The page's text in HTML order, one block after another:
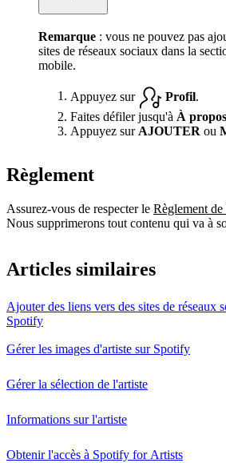
Remarque : vous ne pouvez pas
sites de réseaux sociaux dans la
mobile.
Appuyez sur Profil.
Faites défiler jusqu'à À propos
Appuyez sur AJOUTER ou
Règlement
Assurez-vous de respecter le Règlement
Nous supprimerons tout contenu qui va à
Articles similaires
Ajouter des liens vers des sites de réseaux
Spotify
Gérer les images d'artiste sur Spotify
Gérer la sélection de l'artiste
Informations sur l'artiste
Obtenir l'accès à Spotify for Artists